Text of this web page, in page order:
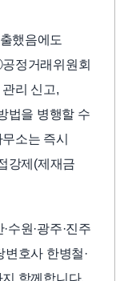
했음에도
정거래위원회
리 신고,
법을 병행할 수
소는 즉시
강제(제재금
수원·광주·진주
호사 한병철·